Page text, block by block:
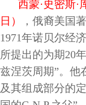
西蒙·史密斯·
日）
，俄裔美国
1971年诺贝尔经
所提出的为期20
兹涅茨周期”。他
及其组成部分的